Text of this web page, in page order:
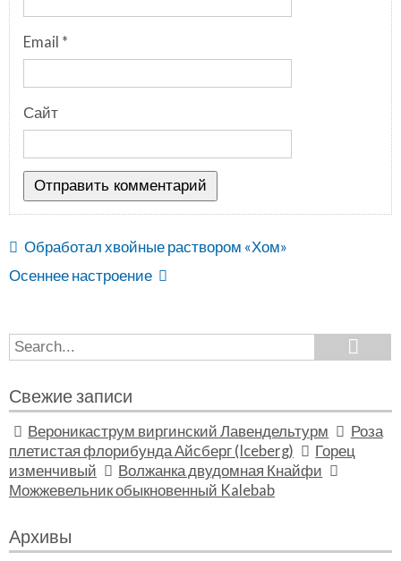
Email *
Сайт
Обработал хвойные раствором «Хом»
Осеннее настроение
Search
for:
Свежие записи
Вероникаструм виргинский Лавендельтурм
Роза
плетистая флорибунда Айсберг (Iceberg)
Горец
изменчивый
Волжанка двудомная Кнайфи
Можжевельник обыкновенный Kalebab
Архивы